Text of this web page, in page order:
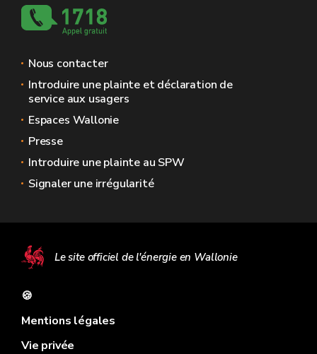
Nous contacter
Introduire une plainte et déclaration de
service aux usagers
Espaces Wallonie
Presse
Introduire une plainte au SPW
Signaler une irrégularité
Le site officiel de l'énergie en Wallonie
🍪
Mentions légales
Vie privée